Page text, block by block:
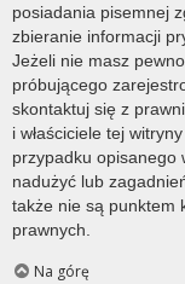
posiadania pisemnej
zbieranie informacji
Jeżeli nie masz
próbującego
skontaktuj się z
i właściciele tej
przypadku opisanego
nadużyć lub
także nie są punktem
prawnych.
Na górę